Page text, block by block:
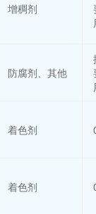
增稠剂
防腐剂、其他
着色剂
着色剂